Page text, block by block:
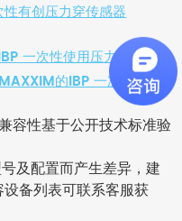
性有创压力穿传感器
一次性使用压力传感器
的IBP 一次性使用
容性基于公开技术标准验
及配置而产生差异，建
备列表可联系客服获